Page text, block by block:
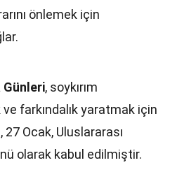
önlemek için
Günleri, soykırım
ve farkındalık yaratmak için
Ocak, Uluslararası
olarak kabul edilmiştir.